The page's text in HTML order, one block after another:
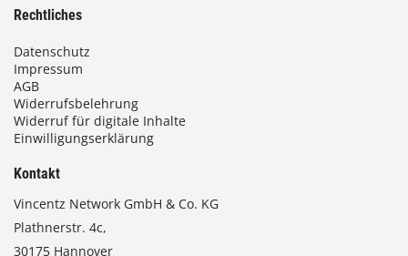
Rechtliches
Datenschutz
Impressum
AGB
Widerrufsbelehrung
Widerruf für digitale Inhalte
Einwilligungserklärung
Kontakt
Vincentz Network GmbH & Co. KG
Plathnerstr. 4c,
30175 Hannover